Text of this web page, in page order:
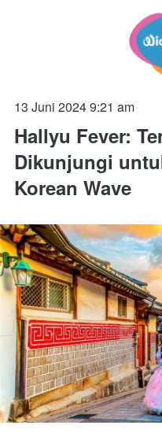
13 Juni 2024 9:21 am
Hallyu Fever:
Dikunjungi
Korean Wave